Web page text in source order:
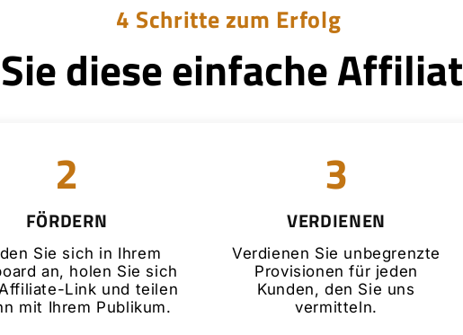
4 Schritte zum Erfolg
diese einfache
2
FÖRDERN
Sie sich in Ihrem
an, holen Sie sich
Link und teilen
mit Ihrem Publikum.
3
VERDIENEN
Verdienen Sie unbegrenzte
Provisionen für jeden
Kunden, den Sie uns
vermitteln.